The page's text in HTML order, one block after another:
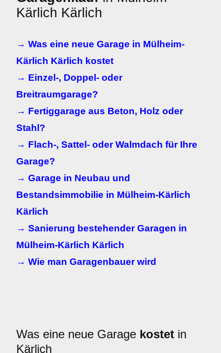
Kärlich Kärlich
→ Was eine neue Garage in Mülheim-
Kärlich Kärlich kostet
→ Einzel-, Doppel- oder
Breitraumgarage?
→ Fertiggarage aus Beton, Holz oder
Stahl?
→ Flach-, Sattel- oder Walmdach für Ihre
Garage?
→ Garage in Neubau und
Bestandsimmobilie in Mülheim-Kärlich
Kärlich
→ Sanierung bestehender Garagen in
Mülheim-Kärlich Kärlich
→ Wie man Garagenbauer wird
Was eine neue Garage kostet in
Kärlich